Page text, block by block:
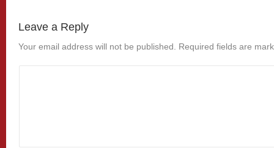
Leave a Reply
Your email address will not be published. Required fields are